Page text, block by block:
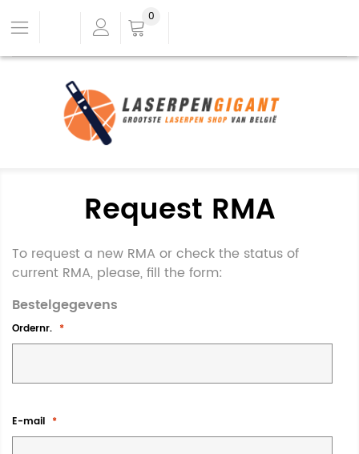
0
Request RMA
To request a new RMA or check the status of
current RMA, please, fill the form:
Bestelgegevens
Ordernr.
E-mail